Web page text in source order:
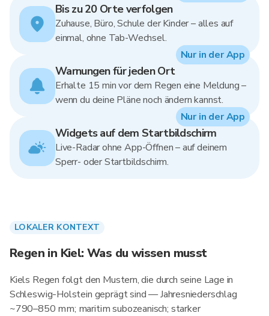
Bis zu 20 Orte verfolgen
Zuhause, Büro, Schule der Kinder – alles auf
einmal, ohne Tab-Wechsel.
Warnungen für jeden Ort
Erhalte 15 min vor dem Regen eine Meldung –
wenn du deine Pläne noch ändern kannst.
Nur in der App
Widgets auf dem Startbildschirm
Live-Radar ohne App-Öffnen – auf deinem
Sperr- oder Startbildschirm.
Nur in der App
LOKALER KONTEXT
Regen in Kiel: Was du wissen musst
Kiels Regen folgt den Mustern, die durch seine Lage in
Schleswig-Holstein geprägt sind — Jahresniederschlag
~790–850 mm; maritim subozeanisch; starker